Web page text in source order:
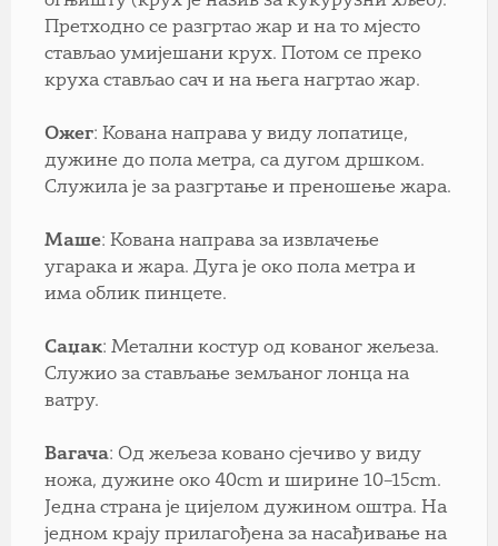
Претходно се разгртао жар и на то мјесто
стављао умијешани крух. Потом се преко
круха стављао сач и на њега нагртао жар.
Ожег: Кована направа у виду лопатице,
дужине до пола метра, са дугом дршком.
Служила је за разгртање и преношење жара.
Маше: Кована направа за извлачење
угарака и жара. Дуга је око пола метра и
има облик пинцете.
Саџак: Метални костур од кованог жељеза.
Служио за стављање земљаног лонца на
ватру.
Вагача: Од жељеза ковано сјечиво у виду
ножа, дужине око 40cm и ширине 10–15cm.
Једна страна је цијелом дужином оштра. На
једном крају прилагођена за насађивање на